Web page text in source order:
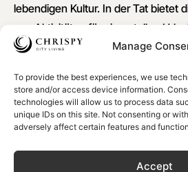
Manage
To provide the best experiences, we use
store and/or access device information.
technologies will allow us to process data
unique IDs on this site. Not consenting or
adversely affect certain features and
Accept
lebendigen Kultur. In der Tat bietet
von Aktivitäten für einen tollen
gleich, ob Sie sich für Geschichte
suchen, Chania hat für jeden etwas
Erkunden Sie den alten
Sie Ihre Reise mit einem
charmanten Straßen der Altstadt,